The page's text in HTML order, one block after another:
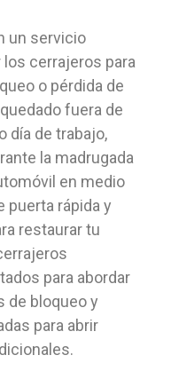
un servicio
cerrajeros para
o pérdida de
fuera de
día de trabajo,
la madrugada
en medio
puerta rápida y
restaurar tu
para abordar
de bloqueo y
para abrir